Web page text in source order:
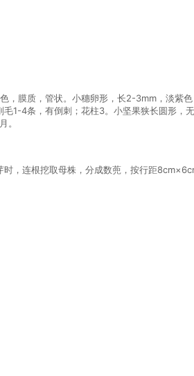
膜质，管状。小穗卵形，长2-3mm，淡紫
1-4条，有倒刺；花柱3。小坚果狭长圆形，
。
，连根挖取母株，分成数蔸，按行距